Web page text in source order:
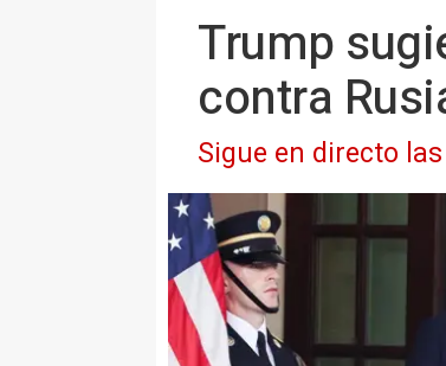
Trump
contra
Sigue en directo